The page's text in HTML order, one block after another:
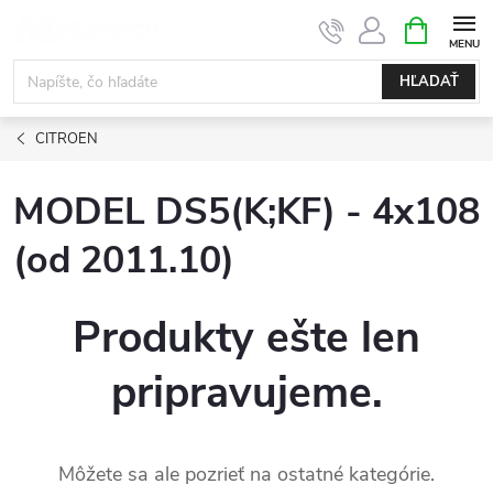
obsah
HĽADAŤ
KOŠÍK
CITROEN
MODEL DS5(K;KF) - 4x108
(od 2011.10)
Produkty ešte len
pripravujeme.
Môžete sa ale pozrieť na ostatné kategórie.